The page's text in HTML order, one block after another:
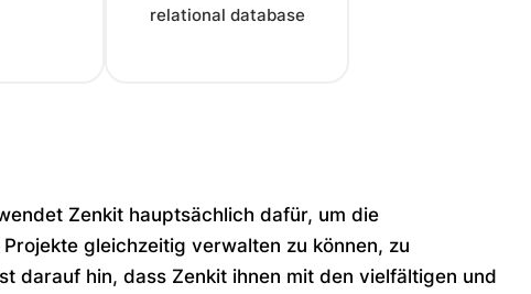
relational database
Zenkit hauptsächlich dafür, um die
gleichzeitig verwalten zu können, zu
darauf hin, dass Zenkit ihnen mit den vielfältigen und